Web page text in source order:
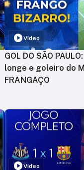
Vídeo
GOL DO SÃO
longe e goleiro do
FRANGAÇO
Vídeo